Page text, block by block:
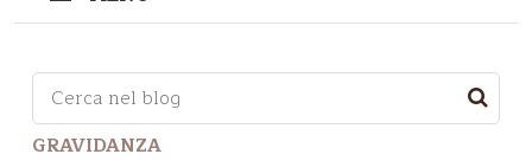
Questo è un campo di ricerca con una funzionalità
Non sono presenti suggerimenti perché il campo di
GRAVIDANZA